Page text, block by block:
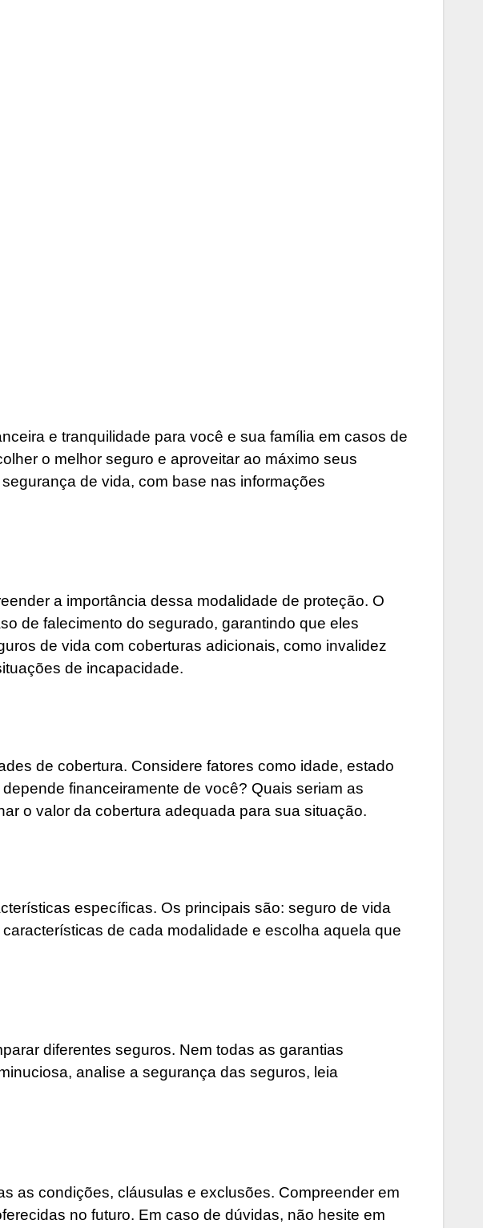
e tranquilidade para você e sua família em casos de
o melhor seguro e aproveitar ao máximo seus
de vida, com base nas informações
a importância dessa modalidade de proteção. O
de falecimento do segurado, garantindo que eles
de vida com coberturas adicionais, como invalidez
de incapacidade.
de cobertura. Considere fatores como idade, estado
financeiramente de você? Quais seriam as
o valor da cobertura adequada para sua situação.
específicas. Os principais são: seguro de vida
de cada modalidade e escolha aquela que
diferentes seguros. Nem todas as garantias
analise a segurança das seguros, leia
as condições, cláusulas e exclusões. Compreender em
no futuro. Em caso de dúvidas, não hesite em